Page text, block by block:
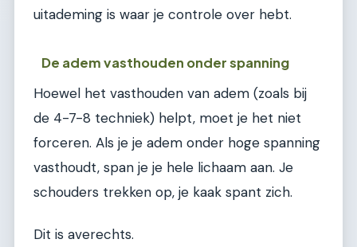
uitademing is waar je controle over hebt.
De adem vasthouden onder spanning
Hoewel het vasthouden van adem (zoals bij
de 4-7-8 techniek) helpt, moet je het niet
forceren. Als je je adem onder hoge spanning
vasthoudt, span je je hele lichaam aan. Je
schouders trekken op, je kaak spant zich.
Dit is averechts.